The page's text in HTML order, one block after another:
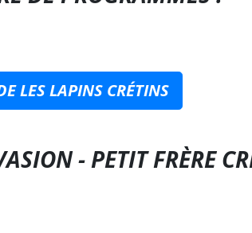
LES LAPINS CRÉTINS
- PETIT FRÈRE